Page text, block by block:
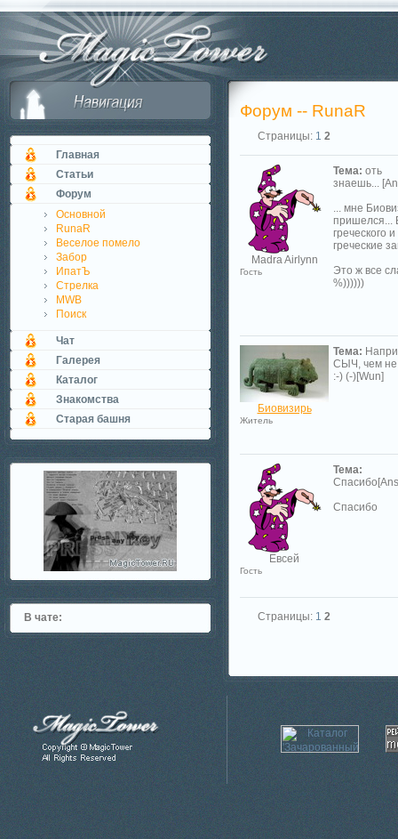
Главная
Статьи
Форум
Основной
RunaR
Веселое помело
Забор
ИпатЪ
Стрелка
MWB
Поиск
Чат
Галерея
Каталог
Знакомства
Старая башня
В чате:
Форум -- RunaR
Страницы: 1 2
Madra Airlynn
Гость
Тема: оть
знаешь...
... мне
пришелся...
греческого
греческие
Это ж все
%))))))
Биовизирь
Житель
Тема:
СЫЧ, чем
:-) (-)[Wun]
Евсей
Гость
Тема:
Спасибо
Страницы: 1 2